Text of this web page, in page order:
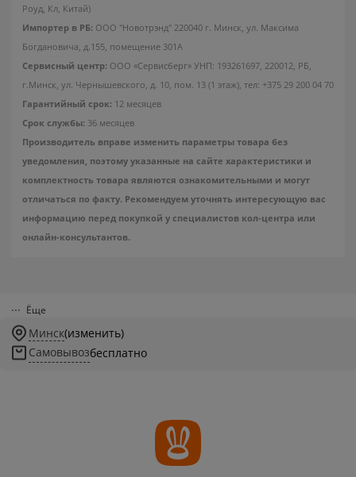
Роуд, Кл, Китай)
Импортер в РБ: ООО "Новотрэнд" 220040 г. Минск, ул. Максима
Богдановича, д.155, помещение 301А
Сервисный центр: ООО «Сервисберг» УНП: 193261697, 220012, РБ,
г.Минск, ул. Чернышевского, д. 10, пом. 13 (1 этаж), тел: +375 29 200 04 70
Гарантийный срок: 12 месяцев
Срок службы: 36 месяцев
Производитель вправе изменить параметры товара без
уведомления, поэтому указанные на сайте характеристики и
комплектность товара являются ознакомительными и могут
отличаться по факту. Рекомендуем уточнять интересующую вас
информацию перед покупкой у специалистов кол-центра или
онлайн-консультантов.
Ёще
Минск(изменить)
Самовывозбесплатно